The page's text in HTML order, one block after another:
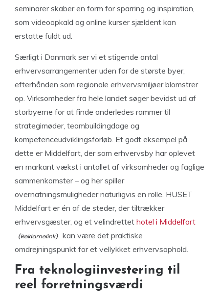
seminarer skaber en form for sparring og inspiration,
som videoopkald og online kurser sjældent kan
erstatte fuldt ud.
Særligt i Danmark ser vi et stigende antal
erhvervsarrangementer uden for de største byer,
efterhånden som regionale erhvervsmiljøer blomstrer
op. Virksomheder fra hele landet søger bevidst ud af
storbyerne for at finde anderledes rammer til
strategimøder, teambuildingdage og
kompetenceudviklingsforløb. Et godt eksempel på
dette er Middelfart, der som erhvervsby har oplevet
en markant vækst i antallet af virksomheder og faglige
sammenkomster – og her spiller
overnatningsmuligheder naturligvis en rolle. HUSET
Middelfart er én af de steder, der tiltrækker
erhvervsgæster, og et velindrettet hotel i Middelfart
kan være det praktiske
omdrejningspunkt for et vellykket erhvervsophold.
Fra teknologiinvestering til
reel forretningsværdi